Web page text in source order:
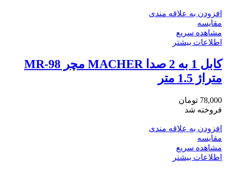
افزودن به علاقه مندی
مقایسه
مشاهده سریع
اطلاعات بیشتر
کابل 1 به 2 صدا MACHER مچر MR-98
متراژ 1.5 متر
78,000 تومان
فروخته شد
افزودن به علاقه مندی
مقایسه
مشاهده سریع
اطلاعات بیشتر